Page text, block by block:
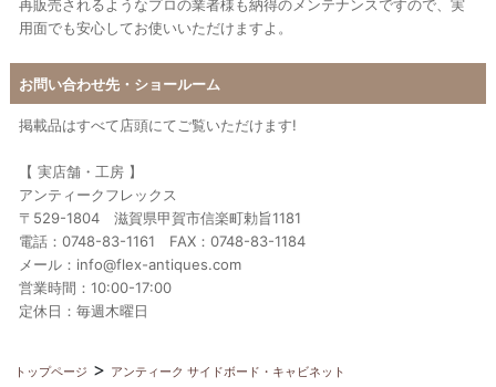
再販売されるようなプロの業者様も納得のメンテナンスですので、実
用面でも安心してお使いいただけますよ。
お問い合わせ先・ショールーム
掲載品はすべて店頭にてご覧いただけます!
【 実店舗・工房 】
アンティークフレックス
〒529-1804 滋賀県甲賀市信楽町勅旨1181
電話：0748-83-1161 FAX：0748-83-1184
メール：info@flex-antiques.com
営業時間：10:00-17:00
定休日：毎週木曜日
トップページ アンティーク サイドボード・キャビネット